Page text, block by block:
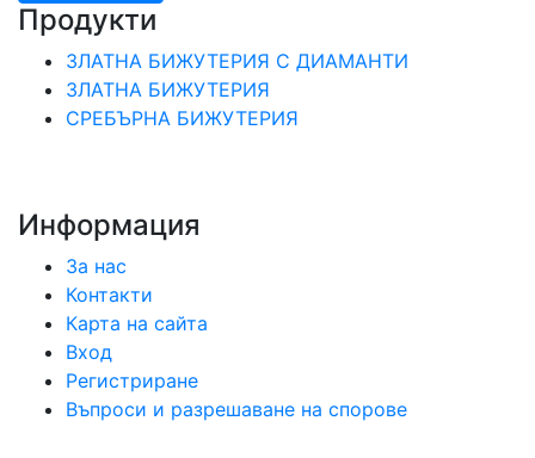
Продукти
ЗЛАТНА БИЖУТЕРИЯ С ДИАМАНТИ
ЗЛАТНА БИЖУТЕРИЯ
СРЕБЪРНА БИЖУТЕРИЯ
Информация
За нас
Контакти
Карта на сайта
Вход
Регистриране
Въпроси и разрешаване на спорове